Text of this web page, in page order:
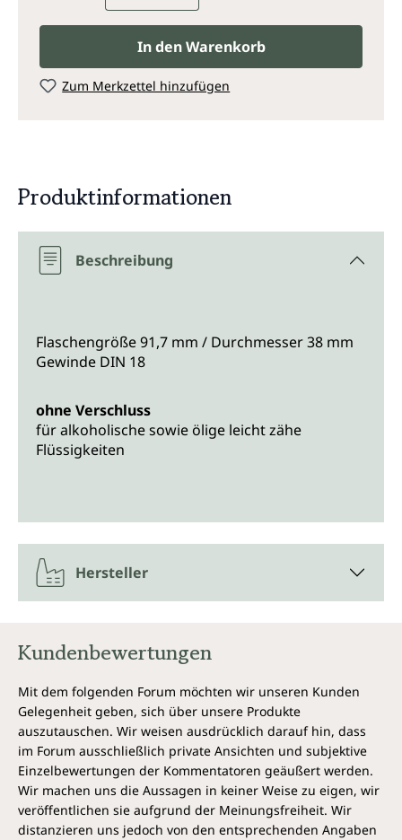
In den Warenkorb
Zum Merkzettel hinzufügen
Produktinformationen
Beschreibung
Flaschengröße 91,7 mm / Durchmesser 38 mm
Gewinde DIN 18
ohne Verschluss
für alkoholische sowie ölige leicht zähe
Flüssigkeiten
Hersteller
Kundenbewertungen
Mit dem folgenden Forum möchten wir unseren Kunden
Gelegenheit geben, sich über unsere Produkte
auszutauschen. Wir weisen ausdrücklich darauf hin, dass
im Forum ausschließlich private Ansichten und subjektive
Einzelbewertungen der Kommentatoren geäußert werden.
Wir machen uns die Aussagen in keiner Weise zu eigen, wir
veröffentlichen sie aufgrund der Meinungsfreiheit. Wir
distanzieren uns jedoch von den entsprechenden Angaben